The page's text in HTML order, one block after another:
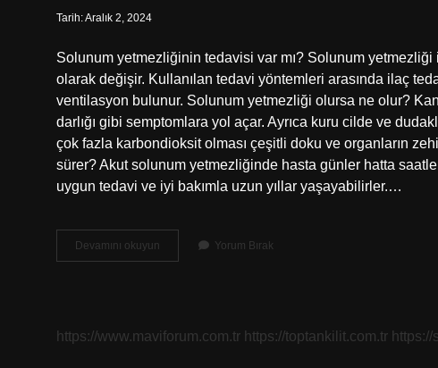
Tarih: Aralık 2, 2024
Solunum yetmezliğinin tedavisi var mı? Solunum
olarak değişir. Kullanılan tedavi yöntemleri arasında ilaç
ventilasyon bulunur. Solunum yetmezliği olursa ne olur?
darlığı gibi semptomlara yol açar. Ayrıca kuru cilde ve
çok fazla karbondioksit olması çeşitli doku ve organların
sürer? Akut solunum yetmezliğinde hasta günler hatta
uygun tedavi ve iyi bakımla uzun yıllar yaşayabilirler.…
Devamını okuyun Solunum
Yetmezliği
Yorum Bırak
https://www.maviforum.com.tr https://toptankilit.com.tr